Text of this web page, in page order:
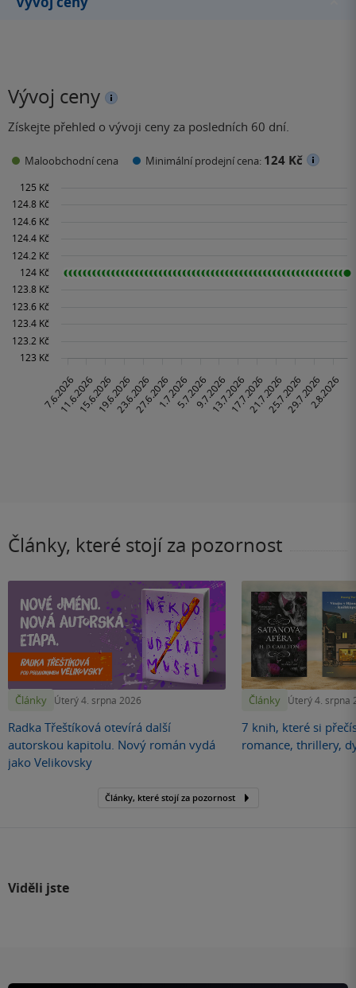
Vývoj ceny
Získejte přehled o vývoji ceny za posledních 60 dní.
Maloobchodní cena Minimální prodejní cena: 124 Kč
Články, které stojí za pozornost
Články Úterý 4. srpna 2026
Radka Třeštíková otevírá další
autorskou kapitolu. Nový román vydá
jako Velikovsky
Články Úterý 4. srpna
7 knih, které si
romance, thrillery,
Články, které stojí za pozornost
Viděli jste